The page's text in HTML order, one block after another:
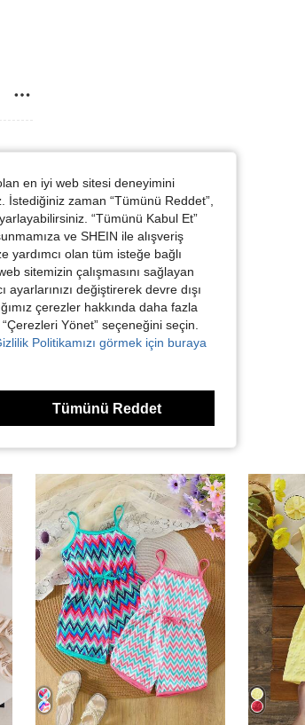
en iyi web sitesi deneyimini
zaman “Tümünü Reddet”,
“Tümünü Kabul Et”
ve SHEIN ile alışveriş
yardımcı olan tüm isteğe bağlı
sitemizin çalışmasını sağlayan
değiştirerek devre dışı
çerezler hakkında daha fazla
Yönet” seçeneğini seçin.
Politikamızı görmek için buraya
Tümünü Reddet